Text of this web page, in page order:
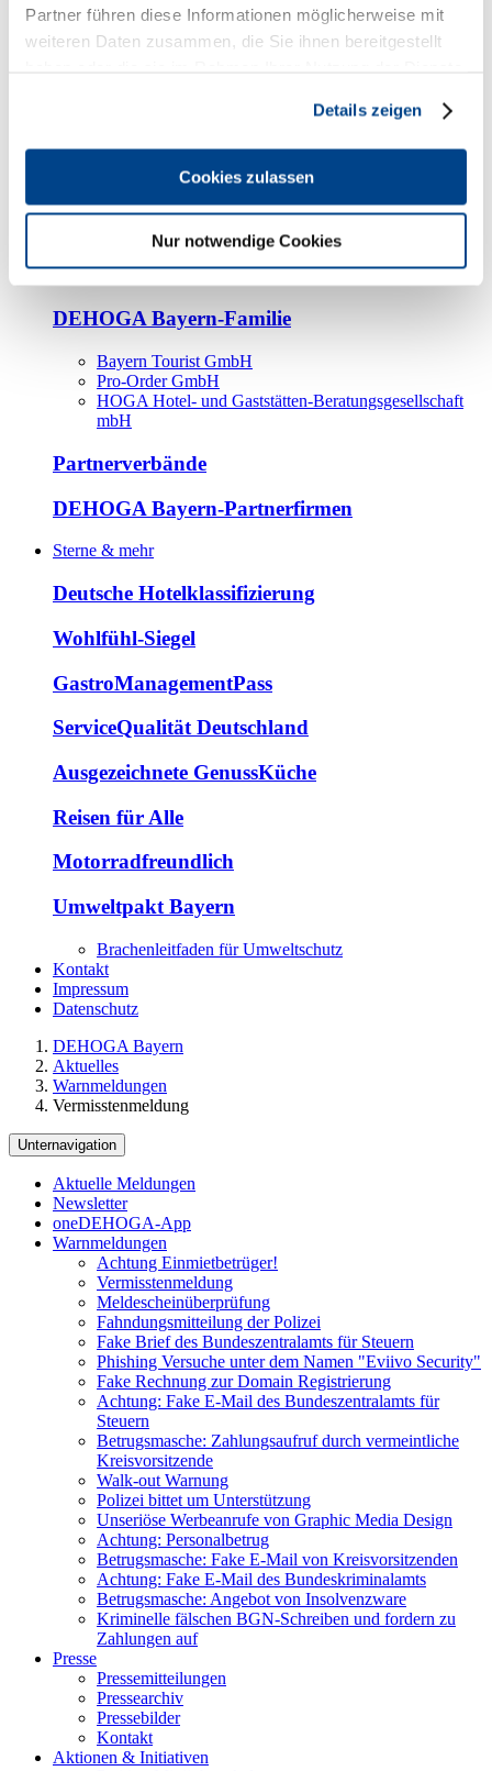
Partner führen diese Informationen möglicherweise mit
weiteren Daten zusammen, die Sie ihnen bereitgestellt
Details zeigen
Cookies zulassen
Nur notwendige Cookies
Kooperationspartner
Tourismusorganisationen
Bayern Tourismus Marketing GmbH
DEHOGA-Familie
Bundesverband
Fachverbände
DEHOGA Bayern-Familie
Bayern Tourist GmbH
Pro-Order GmbH
HOGA Hotel- und Gaststätten-Beratungsgesellschaft
mbH
Partnerverbände
DEHOGA Bayern-Partnerfirmen
Sterne & mehr
Deutsche Hotelklassifizierung
Wohlfühl-Siegel
GastroManagementPass
ServiceQualität Deutschland
Ausgezeichnete GenussKüche
Reisen für Alle
Motorradfreundlich
Umweltpakt Bayern
Brachenleitfaden für Umweltschutz
Kontakt
Impressum
Datenschutz
DEHOGA Bayern
Aktuelles
Warnmeldungen
Vermisstenmeldung
Unternavigation
Aktuelle Meldungen
Newsletter
oneDEHOGA-App
Warnmeldungen
Achtung Einmietbetrüger!
Vermisstenmeldung
Meldescheinüberprüfung
Fahndungsmitteilung der Polizei
Fake Brief des Bundeszentralamts für Steuern
Phishing Versuche unter dem Namen "Eviivo Security"
Fake Rechnung zur Domain Registrierung
Achtung: Fake E-Mail des Bundeszentralamts für
Steuern
Betrugsmasche: Zahlungsaufruf durch vermeintliche
Kreisvorsitzende
Walk-out Warnung
Polizei bittet um Unterstützung
Unseriöse Werbeanrufe von Graphic Media Design
Achtung: Personalbetrug
Betrugsmasche: Fake E-Mail von Kreisvorsitzenden
Achtung: Fake E-Mail des Bundeskriminalamts
Betrugsmasche: Angebot von Insolvenzware
Kriminelle fälschen BGN-Schreiben und fordern zu
Zahlungen auf
Presse
Pressemitteilungen
Pressearchiv
Pressebilder
Kontakt
Aktionen & Initiativen